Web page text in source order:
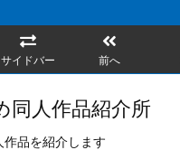
サイドバー 前へ
同人作品紹介所
作品を紹介します